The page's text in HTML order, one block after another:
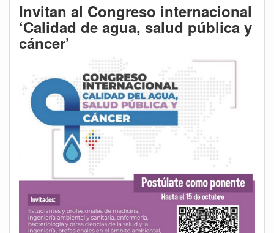
Invitan al Congreso internacional
‘Calidad de agua, salud pública y
cáncer’